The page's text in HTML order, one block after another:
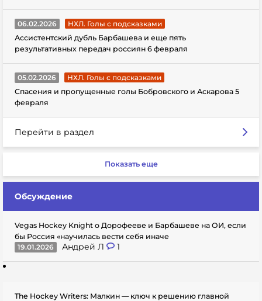
06.02.2026
НХЛ. Голы с подсказками
Ассистентский дубль Барбашева и еще пять
результативных передач россиян 6 февраля
05.02.2026
НХЛ. Голы с подсказками
Спасения и пропущенные голы Бобровского и Аскарова 5
февраля
Перейти в раздел
Показать еще
Обсуждение
Vegas Hockey Knight о Дорофееве и Барбашеве на ОИ, если
бы Россия «научилась вести себя иначе
19.01.2026
Андрей Л 1
The Hockey Writers: Малкин — ключ к решению главной